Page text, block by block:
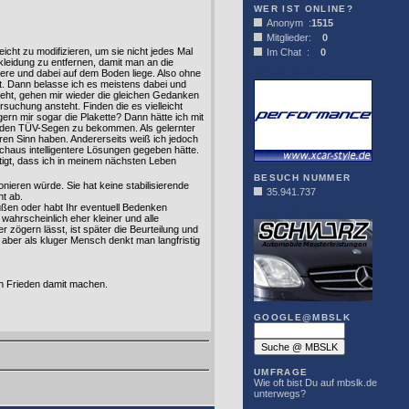
zu modifizieren, um sie nicht jedes Mal
zu entfernen, damit man an die
und dabei auf dem Boden liege. Also ohne
Dann belasse ich es meistens dabei und
gehen mir wieder die gleichen Gedanken
ansteht. Finden die es vielleicht
mir sogar die Plakette? Dann hätte ich mit
TÜV-Segen zu bekommen. Als gelernter
Sinn haben. Andererseits weiß ich jedoch
intelligentere Lösungen gegeben hätte.
dass ich in meinem nächsten Leben
würde. Sie hat keine stabilisierende
ab.
oder habt Ihr eventuell Bedenken
eher kleiner und alle
zögern lässt, ist später die Beurteilung und
als kluger Mensch denkt man langfristig
Frieden damit machen.
WER IST ONLINE?
Anonym :1515
Mitglieder: 0
Im Chat : 0
BESUCH NUMMER
35.941.737
GOOGLE@MBSLK
UMFRAGE
Wie oft bist Du auf mbslk.de
unterwegs?